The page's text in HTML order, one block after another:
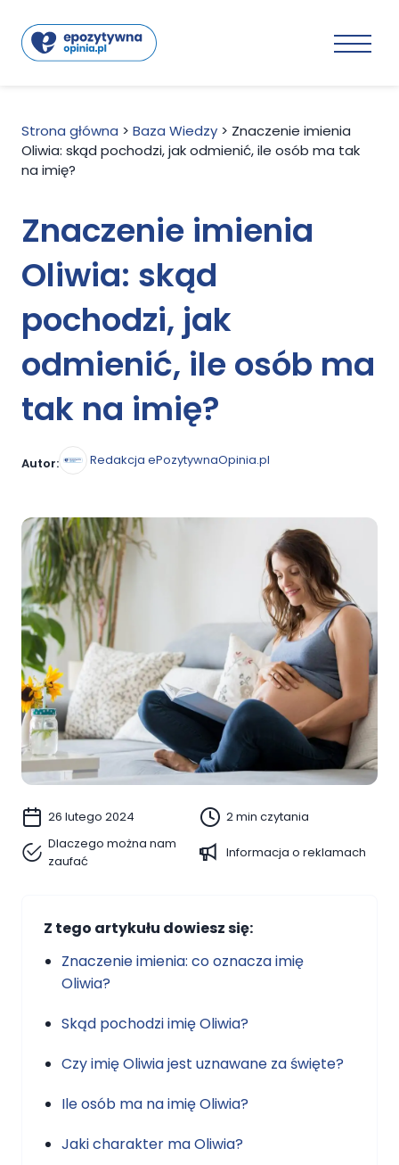
Strona główna > Baza Wiedzy > Znaczenie imienia
Oliwia: skąd pochodzi, jak odmienić, ile osób ma tak
na imię?
Znaczenie imienia
Oliwia: skąd
pochodzi, jak
odmienić, ile osób ma
tak na imię?
Autor: Redakcja ePozytywnaOpinia.pl
26 lutego 2024
2 min czytania
Dlaczego można nam
zaufać
Informacja o reklamach
Z tego artykułu dowiesz się:
Znaczenie imienia: co oznacza imię
Oliwia?
Skąd pochodzi imię Oliwia?
Czy imię Oliwia jest uznawane za święte?
Ile osób ma na imię Oliwia?
Jaki charakter ma Oliwia?